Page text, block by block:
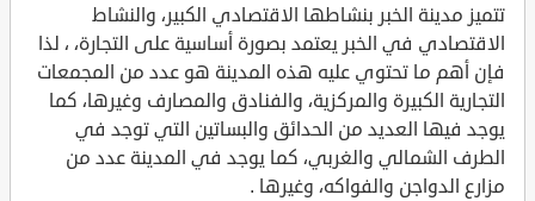
تتميز مدينة الخبر بنشاطها الاقتصادي الكبير، والنشاط
الاقتصادي في الخبر يعتمد بصورة أساسية على التجارة، ، لذا
فإن أهم ما تحتوي عليه هذه المدينة هو عدد من المجمعات
التجارية الكبيرة والمركزية، والفنادق والمصارف وغيرها، كما
يوجد فيها العديد من الحدائق والبساتين التي توجد في
الطرف الشمالي والغربي، كما يوجد في المدينة عدد من
مزارع الدواجن والفواكه، وغيرها .